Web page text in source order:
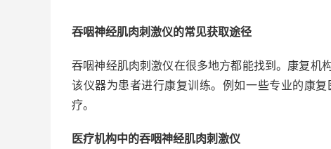
吞咽神经肌肉刺激仪的常见获取途径
吞咽神经肌肉刺激仪在很多地方都能找到。康复机
该仪器为患者进行康复训练。例如一些专业的康
疗。
医疗机构中的吞咽神经肌肉刺激仪